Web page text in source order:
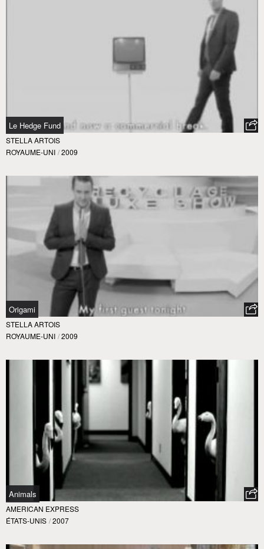
Le Hedge Fund
STELLA ARTOIS
ROYAUME-UNI / 2009
Origami
STELLA ARTOIS
ROYAUME-UNI / 2009
Animals
AMERICAN EXPRESS
ÉTATS-UNIS / 2007